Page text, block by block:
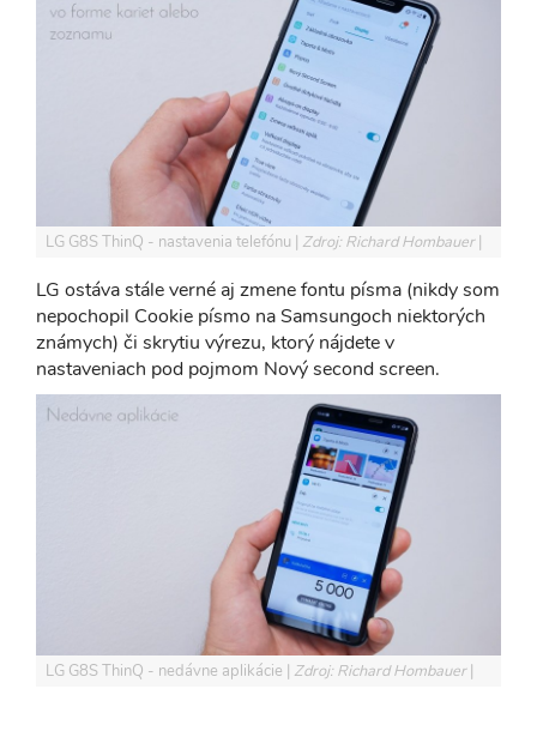
LG G8S ThinQ - nastavenia telefónu Zdroj: Richard Hombauer
LG ostáva stále verné aj zmene fontu písma (nikdy som
nepochopil Cookie písmo na Samsungoch niektorých
známych) či skrytiu výrezu, ktorý nájdete v
nastaveniach pod pojmom Nový second screen.
LG G8S ThinQ - nedávne aplikácie Zdroj: Richard Hombauer